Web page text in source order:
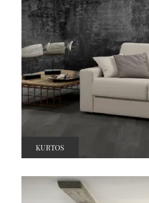
KURTOS